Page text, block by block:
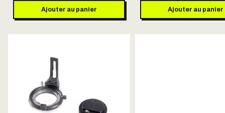
Ajouter au panier Ajouter au panier